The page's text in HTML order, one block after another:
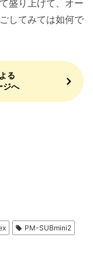
盛り上げて、オー
してみては如何で
る
ジへ
PM-SUBmini2